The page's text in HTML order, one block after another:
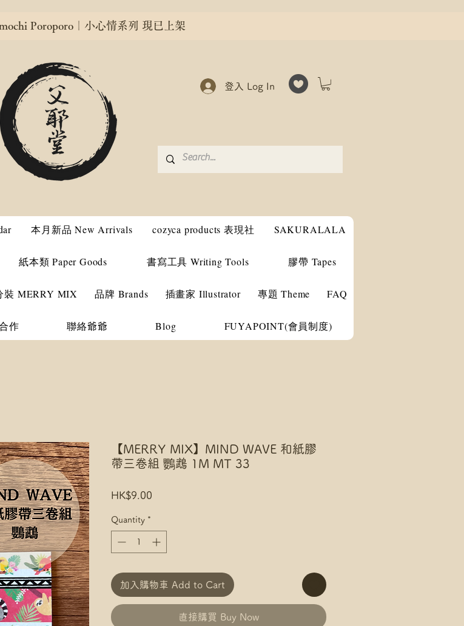
Poroporo｜小心情系列 現已上架
登入 Log In
本月新品 New Arrivals cozyca products 表現社 SAKURALALA
紙本類 Paper Goods 書寫工具 Writing Tools 膠帶 Tapes
裝 MERRY MIX 品牌 Brands 插畫家 Illustrator 專題 Theme FAQ
作 聯絡爺爺 Blog FUYAPOINT(會員制度)
【MERRY MIX】MIND WAVE 和紙膠
帶三卷組 鸚鵡 1M MT 33
HK$9.00
Quantity *
加入購物車 Add to Cart
直接購買 Buy Now